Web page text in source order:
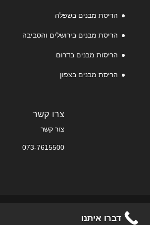
הריסת מבנים בשפלה
הריסת מבנים בירושלים והסביבה
הריסות מבנים בדרום
הריסת מבנים בצפון
צרו קשר
צור קשר
073-7615500
ופירוק בפריסה ארצית.
דברו איתנו